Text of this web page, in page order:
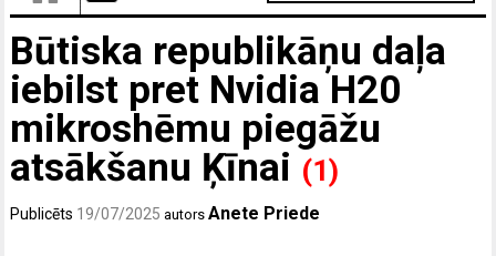
Būtiska republikāņu daļa
iebilst pret Nvidia H20
mikroshēmu piegāžu
atsākšanu Ķīnai (1)
Publicēts 19/07/2025 autorsAnete Priede